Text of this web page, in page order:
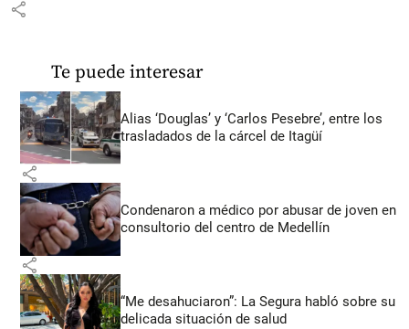
share
Te puede interesar
Alias ‘Douglas’ y ‘Carlos Pesebre’, entre los
trasladados de la cárcel de Itagüí
share
Condenaron a médico por abusar de joven en
consultorio del centro de Medellín
share
“Me desahuciaron”: La Segura habló sobre su
delicada situación de salud